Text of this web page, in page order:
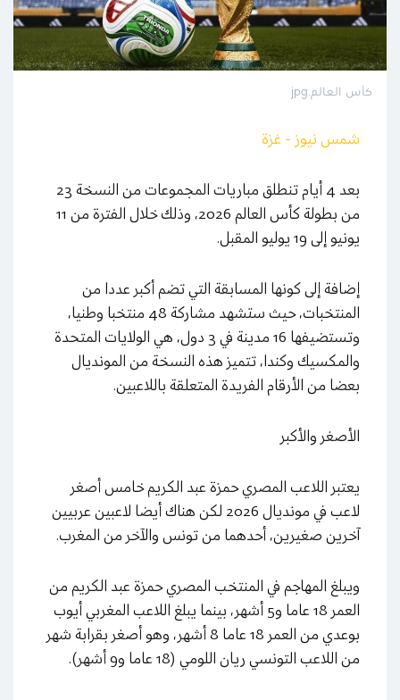
كأس العالم.jpg
شمس نيوز - غزة
بعد 4 أيام تنطلق مباريات المجموعات من النسخة 23
من بطولة كأس العالم 2026، وذلك خلال الفترة من 11
يونيو إلى 19 يوليو المقبل.
إضافة إلى كونها المسابقة التي تضم أكبر عددا من
المنتخبات، حيث ستشهد مشاركة 48 منتخبا وطنيا،
وتستضيفها 16 مدينة في 3 دول، هي الولايات المتحدة
والمكسيك وكندا، تتميز هذه النسخة من المونديال
بعضا من الأرقام الفريدة المتعلقة باللاعبين.
الأصغر والأكبر
يعتبر اللاعب المصري حمزة عبد الكريم خامس أصغر
لاعب في مونديال 2026 لكن هناك أيضا لاعبين عربيين
آخرين صغيرين، أحدهما من تونس والآخر من المغرب.
ويبلغ المهاجم في المنتخب المصري حمزة عبد الكريم من
العمر 18 عاما و5 أشهر، بينما يبلغ اللاعب المغربي أيوب
بوعدي من العمر 18 عاما 8 أشهر، وهو أصغر بقرابة شهر
من اللاعب التونسي ريان اللومي (18 عاما و9 أشهر).